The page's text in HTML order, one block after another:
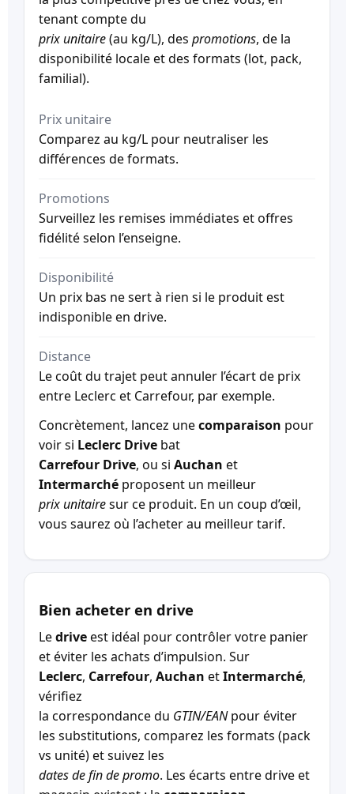
tenant compte du
prix unitaire(au kg/L), des promotions, de la
disponibilité locale et des formats (lot, pack,
familial).
Prix unitaire
Comparez au kg/L pour neutraliser les
différences de formats.
Promotions
Surveillez les remises immédiates et offres
fidélité selon l’enseigne.
Disponibilité
Un prix bas ne sert à rien si le produit est
indisponible en drive.
Distance
Le coût du trajet peut annuler l’écart de prix
entre Leclerc et Carrefour, par exemple.
Concrètement, lancez unecomparaison pour
voir si Leclerc Drive bat
Carrefour Drive, ou si Auchan et
Intermarché proposent un meilleur
prix unitairesur ce produit. En un coup d’œil,
vous saurez où l’acheter au meilleur tarif.
Bien acheter en drive
Ledriveest idéal pour contrôler votre panier
et éviter les achats d’impulsion. Sur
Leclerc, Carrefour, Auchan etIntermarché,
vérifiez
la correspondance du GTIN/EANpour éviter
les substitutions, comparez les formats (pack
vs unité) et suivez les
dates de fin de promo. Les écarts entre drive et